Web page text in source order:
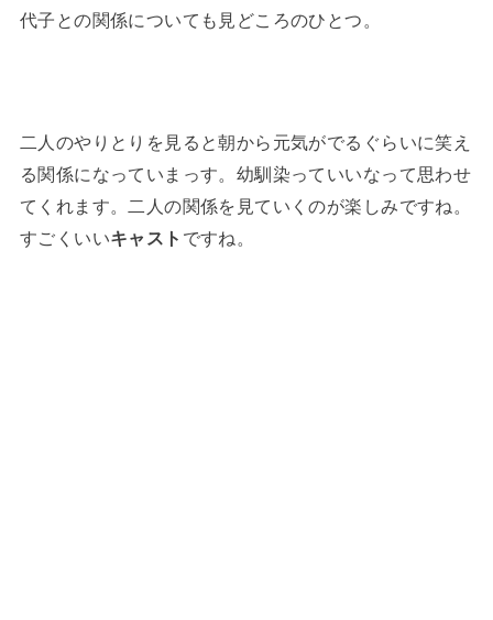
代子との関係についても見どころのひとつ。
二人のやりとりを見ると朝から元気がでるぐらいに笑え
る関係になっていまっす。幼馴染っていいなって思わせ
てくれます。二人の関係を見ていくのが楽しみですね。
すごくいいキャスト ですね。